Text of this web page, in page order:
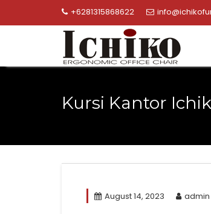
+6281315868622
Kursi Kantor
August 14, 2023 admin